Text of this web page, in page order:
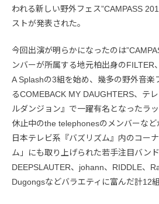
われる新しい野外フェス”CAMPASS
ストが発表された。
今回出演が明らかになったのは
ンバーが所属する地元柏出身のFILTER
A Splashの3組を始め、幾多の野外音楽
るCOMEBACK MY DAUGHTERS、テ
ルダンジョン』で一躍有名となったラ
休止中のthe telephonesのメンバーなど
日本テレビ系『バズリズム』内のコー
ム」にも取り上げられた若手注目バン
DEEPSLAUTER、johann、RIDDLE、
Dugongsなどバラエティに富んだ計12組